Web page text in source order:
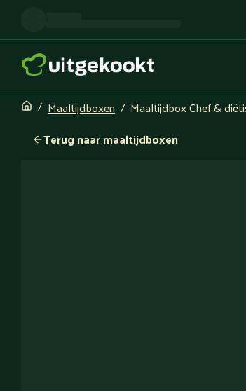
Maaltijdboxen
Maaltijdbox Chef &
Terug naar maaltijdboxen